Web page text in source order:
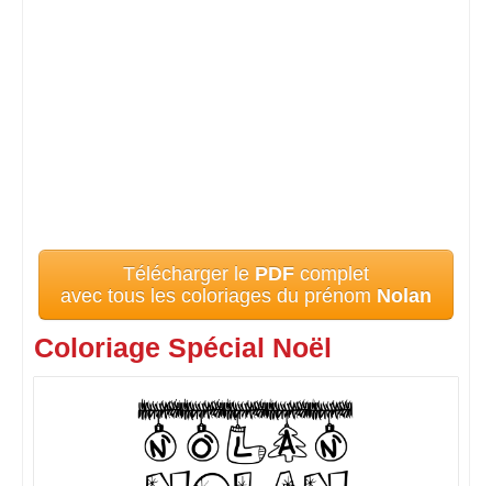
Télécharger le PDF complet
avec tous les coloriages du prénom Nolan
Coloriage Spécial Noël